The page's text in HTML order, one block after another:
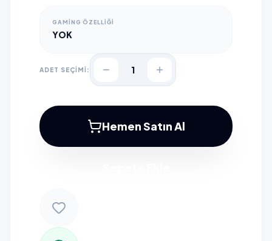
GAMING ÖZELLIĞI
YOK
ADET SEÇİMİ: 1
Hemen Satın Al